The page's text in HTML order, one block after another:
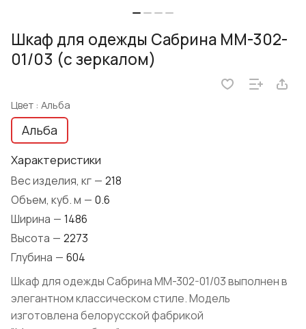
Шкаф для одежды Сабрина ММ-302-
01/03 (с зеркалом)
Цвет : Альба
Альба
Характеристики
Вес изделия, кг — 218
Объем, куб. м — 0.6
Ширина — 1486
Высота — 2273
Глубина — 604
Шкаф для одежды Сабрина ММ-302-01/03 выполнен в
элегантном классическом стиле. Модель
изготовлена белорусской фабрикой